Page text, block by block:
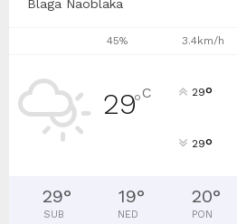
Blaga Naoblaka
45% 3.4km/h
29°C 29°
29°
29°
SUB
19°
NED
20°
PON